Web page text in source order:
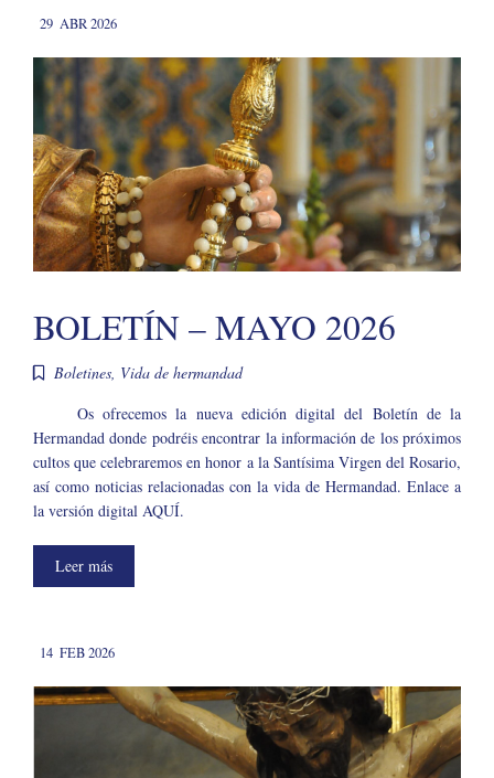
29 ABR 2026
BOLETÍN – MAYO 2026
Boletines Vida de hermandad
Os ofrecemos la nueva edición digital del Boletín de la
Hermandad donde podréis encontrar la información de los próximos
cultos que celebraremos en honor a la Santísima Virgen del Rosario,
así como noticias relacionadas con la vida de Hermandad. Enlace a
la versión digital AQUÍ.
Leer más
14 FEB 2026